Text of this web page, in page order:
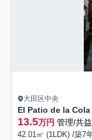
大田区中央
El Patio de la Cola
13.5万円 管理/共
42.01㎡ (1LDK) /築7